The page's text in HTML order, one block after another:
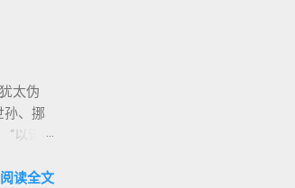
审判
7: 1
太伪
、挪
以诺
包括：
阅读全文